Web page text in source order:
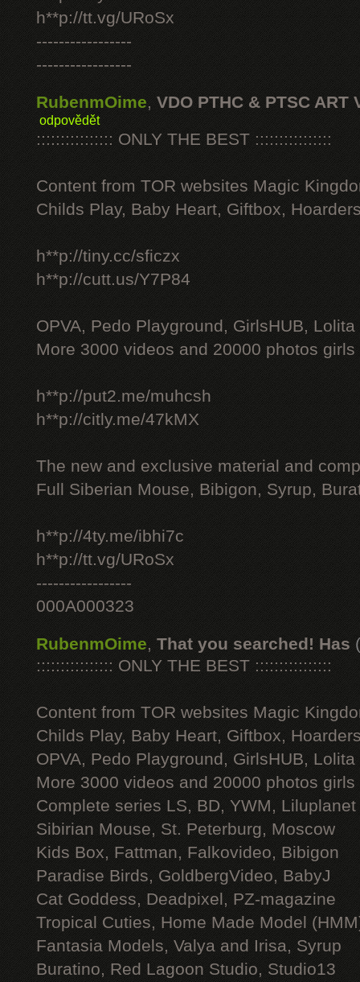
h**p://tt.vg/URoSx
-----------------
-----------------
RubenmOime, VDO PTHC & PTSC ART
odpovědět
:::::::::::::::: ONLY THE BEST ::::::::::::::::
Content from TOR websites Magic
Childs Play, Baby Heart, Giftbox,
h**p://tiny.cc/sficzx
h**p://cutt.us/Y7P84
OPVA, Pedo Playground, GirlsHUB, Lolita
More 3000 videos and 20000 photos
h**p://put2.me/muhcsh
h**p://citly.me/47kMX
The new and exclusive material and
Full Siberian Mouse, Bibigon, Syrup,
h**p://4ty.me/ibhi7c
h**p://tt.vg/URoSx
-----------------
000A000323
RubenmOime, That you searched! Has
:::::::::::::::: ONLY THE BEST ::::::::::::::::
Content from TOR websites Magic
Childs Play, Baby Heart, Giftbox,
OPVA, Pedo Playground, GirlsHUB, Lolita
More 3000 videos and 20000 photos
Complete series LS, BD, YWM, Liluplanet
Sibirian Mouse, St. Peterburg, Moscow
Kids Box, Fattman, Falkovideo, Bibigon
Paradise Birds, GoldbergVideo, BabyJ
Cat Goddess, Deadpixel, PZ-magazine
Tropical Cuties, Home Made Model
Fantasia Models, Valya and Irisa, Syrup
Buratino, Red Lagoon Studio, Studio13